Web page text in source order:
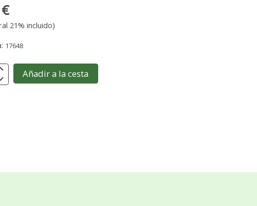
21% incluido)
17648
Añadir a la cesta